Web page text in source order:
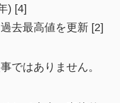
) [4]
去最高値を更新 [2]
ではありません。